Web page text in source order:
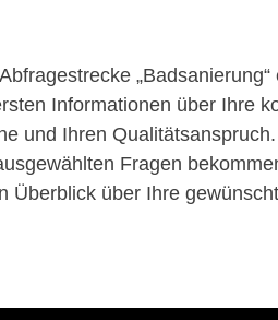
„Badsanierung“
Informationen über Ihre
und Ihren
Fragen
Überblick über Ihre